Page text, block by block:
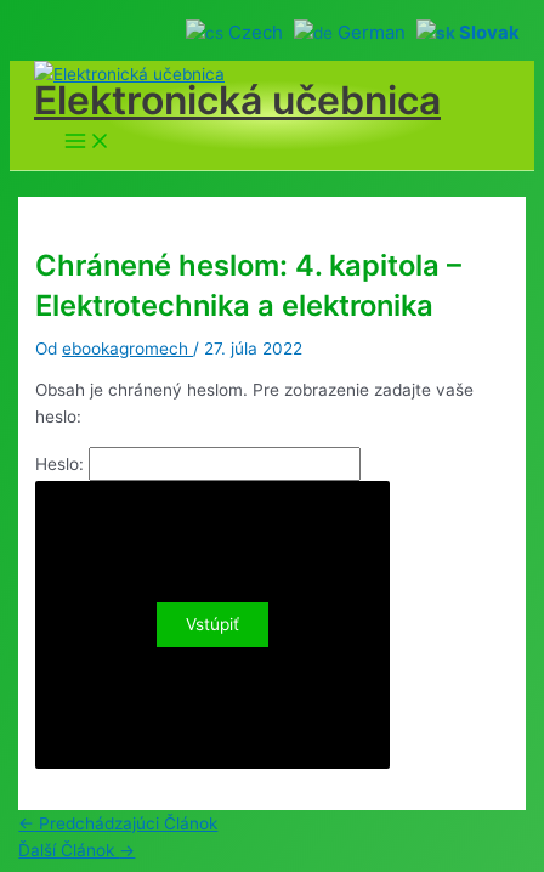
Preskočiť
obsah
Elektronická učebnica
Main
Menu
Chránené heslom: 4. kapitola –
Elektrotechnika a elektronika
Od ebookagromech / 27. júla 2022
Obsah je chránený heslom. Pre zobrazenie zadajte vaše
heslo:
Heslo:
Post
navigation
← Predchádzajúci Článok
Ďalší Článok →
Czech German Slovak